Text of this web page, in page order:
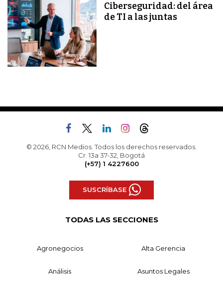
Ciberseguridad: del área
de TI a las juntas
© 2026, RCN Medios. Todos los derechos reservados.
Cr. 13a 37-32, Bogotá
(+57) 1 4227600
SUSCRÍBASE
TODAS LAS SECCIONES
Agronegocios Alta Gerencia
Análisis Asuntos Legales